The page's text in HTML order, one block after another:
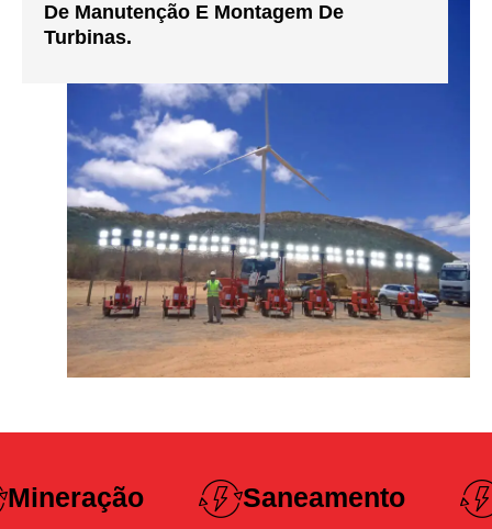
De Manutenção E Montagem De
Turbinas.
Saneamento
Construção
Pesada